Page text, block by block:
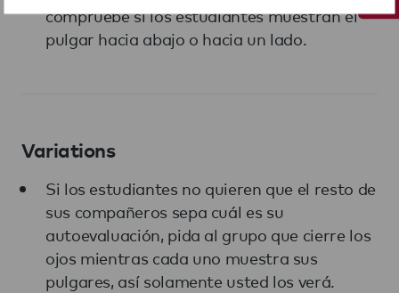
compruebe si los estudiantes muestran el
pulgar hacia abajo o hacia un lado.
Variations
Si los estudiantes no quieren que el resto de
sus compañeros sepa cuál es su
autoevaluación, pida al grupo que cierre los
ojos mientras cada uno muestra sus
pulgares, así solamente usted los verá.